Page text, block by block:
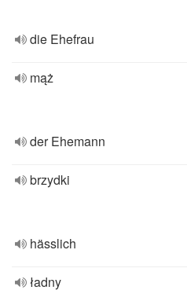
die Ehefrau
mąż
der Ehemann
brzydki
hässlich
ładny